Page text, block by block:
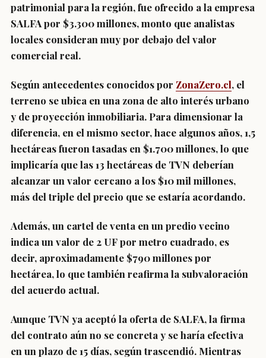
patrimonial para la región, fue ofrecido a la empresa
SALFA por $3.300 millones, monto que analistas
locales consideran muy por debajo del valor
comercial real.
Según antecedentes conocidos por ZonaZero.cl, el
terreno se ubica en una zona de alto interés urbano
y de proyección inmobiliaria. Para dimensionar la
diferencia, en el mismo sector, hace algunos años, 1,5
hectáreas fueron tasadas en $1.700 millones, lo que
implicaría que las 13 hectáreas de TVN deberían
alcanzar un valor cercano a los $10 mil millones,
más del triple del precio que se estaría acordando.
Además, un cartel de venta en un predio vecino
indica un valor de 2 UF por metro cuadrado, es
decir, aproximadamente $790 millones por
hectárea, lo que también reafirma la subvaloración
del acuerdo actual.
Aunque TVN ya aceptó la oferta de SALFA, la firma
del contrato aún no se concreta y se haría efectiva
en un plazo de 15 días, según trascendió. Mientras